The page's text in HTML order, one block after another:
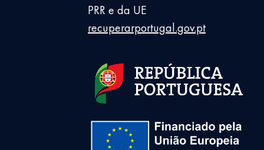
PRR e da UE
recuperarportugal.gov.pt